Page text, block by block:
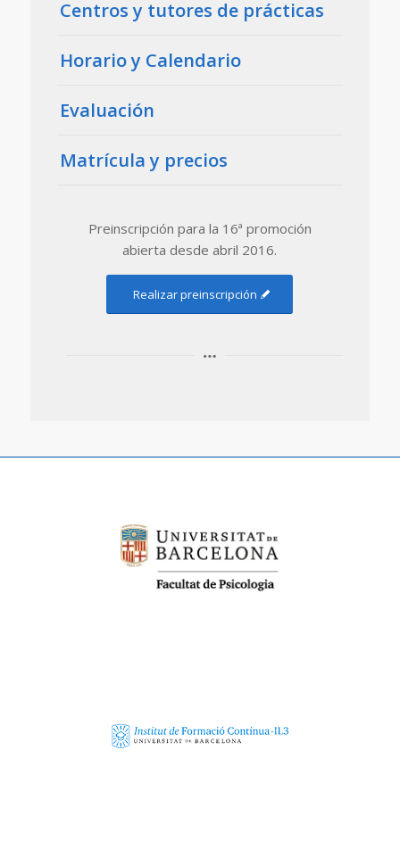
Centros y tutores de prácticas
Horario y Calendario
Evaluación
Matrícula y precios
Preinscripción para la 16ª promoción
abierta desde abril 2016.
Realizar preinscripción